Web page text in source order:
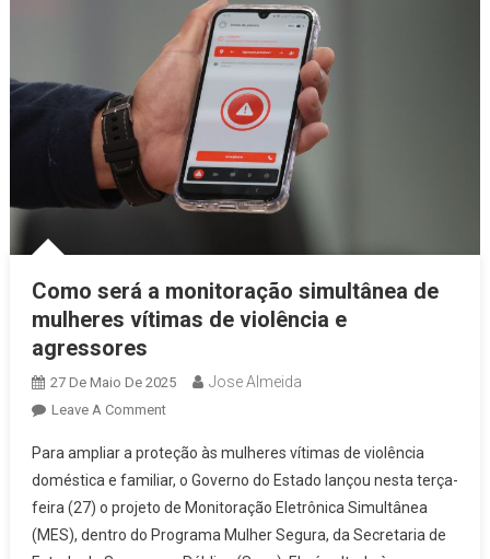
Como será a monitoração simultânea de
mulheres vítimas de violência e
agressores
27 De Maio De 2025 Jose Almeida
Leave A CommentOn
Será
A
Monitoração
Simultânea
Para ampliar a proteção às mulheres vítimas de violência
doméstica e familiar, o Governo do Estado lançou nesta terça-
feira (27) o projeto de Monitoração Eletrônica Simultânea
(MES), dentro do Programa Mulher Segura, da Secretaria de